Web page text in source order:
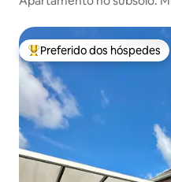
Entre os melhores
Preferido dos hóspedes